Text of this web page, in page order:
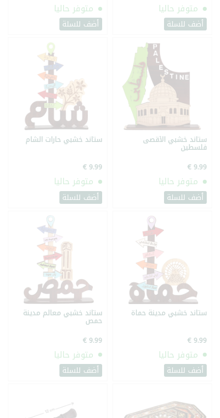
متوفر حاليا
أضف للسلة
متوفر حاليا
أضف للسلة
ستاند خشبي الأقصى
فلسطين
متوفر حاليا
أضف للسلة
ستاند خشبي حارات الشام
متوفر حاليا
أضف للسلة
ستاند خشبي مدينة حماة
متوفر حاليا
أضف للسلة
ستاند خشبي معالم مدينة
حمص
متوفر حاليا
أضف للسلة